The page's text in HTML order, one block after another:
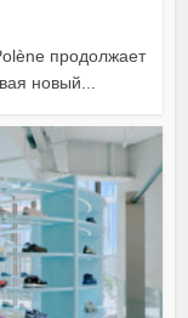
продолжает
новый...